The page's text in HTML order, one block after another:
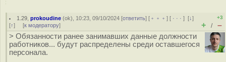
1.29 ,prokoudine (ok), 10:23, 09/10/2024 [ответить] [ ﹢﹢﹢] [ · · ·][↓]
[↑] [к модератору]
+3
+ / –
> Обязанности ранее занимавших данные должности
работников... будут распределены среди оставшегося
персонала.